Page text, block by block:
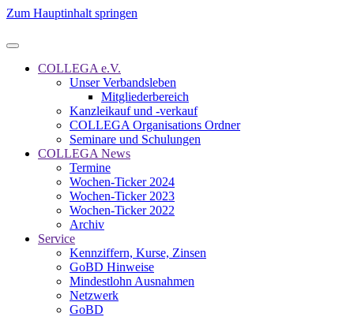
Zum Hauptinhalt springen
COLLEGA e.V.
Unser Verbandsleben
Mitgliederbereich
Kanzleikauf und -verkauf
COLLEGA Organisations Ordner
Seminare und Schulungen
COLLEGA News
Termine
Wochen-Ticker 2024
Wochen-Ticker 2023
Wochen-Ticker 2022
Archiv
Service
Kennziffern, Kurse, Zinsen
GoBD Hinweise
Mindestlohn Ausnahmen
Netzwerk
GoBD